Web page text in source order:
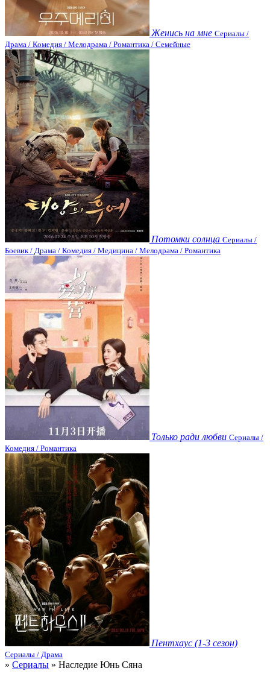
Женись на мне Сериалы /
Драма / Комедия / Мелодрама / Романтика / Семейные
Потомки солнца Сериалы /
Боевик / Драма / Комедия / Медицина / Мелодрама / Романтика
Только ради любви Сериалы /
Комедия / Романтика
Пентхаус (1-3 сезон)
Сериалы / Драма
» Сериалы » Наследие Юнь Сяна